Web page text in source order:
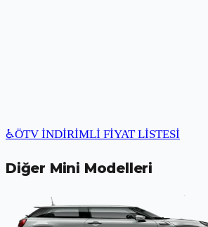
♿ÖTV İNDİRİMLİ FİYAT LİSTESİ
Diğer Mini Modelleri